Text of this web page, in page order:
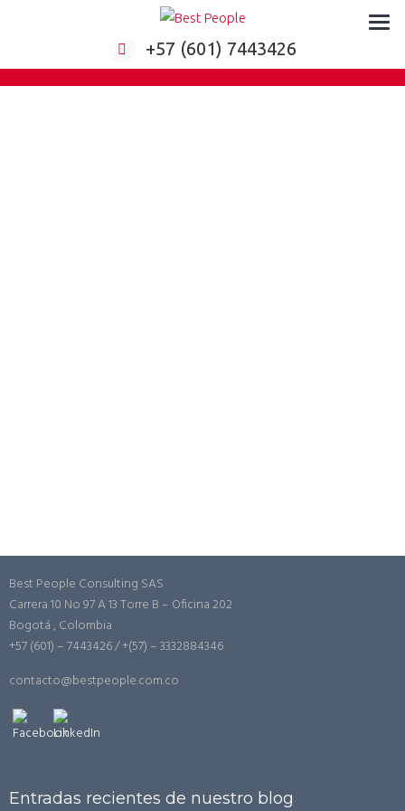
Formación virtual para empresas
+57 (601) 7443426
Best People Consulting SAS
Carrera 10 No 97 A 13 Torre B – Oficina 202
Bogotá , Colombia
+57 (601) – 7443426 / +(57) – 3332884346
contacto@bestpeople.com.co
Entradas recientes de nuestro blog